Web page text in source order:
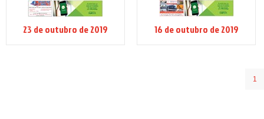
23 de outubro de 2019 16 de outubro de 2019
1